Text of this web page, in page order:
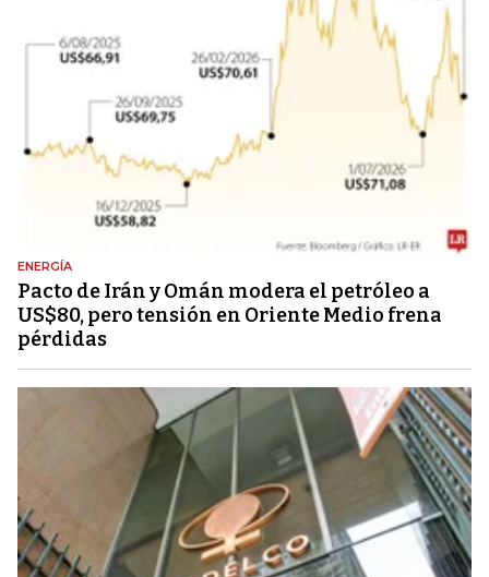
ENERGÍA
Pacto de Irán y Omán modera el petróleo a
US$80, pero tensión en Oriente Medio frena
pérdidas